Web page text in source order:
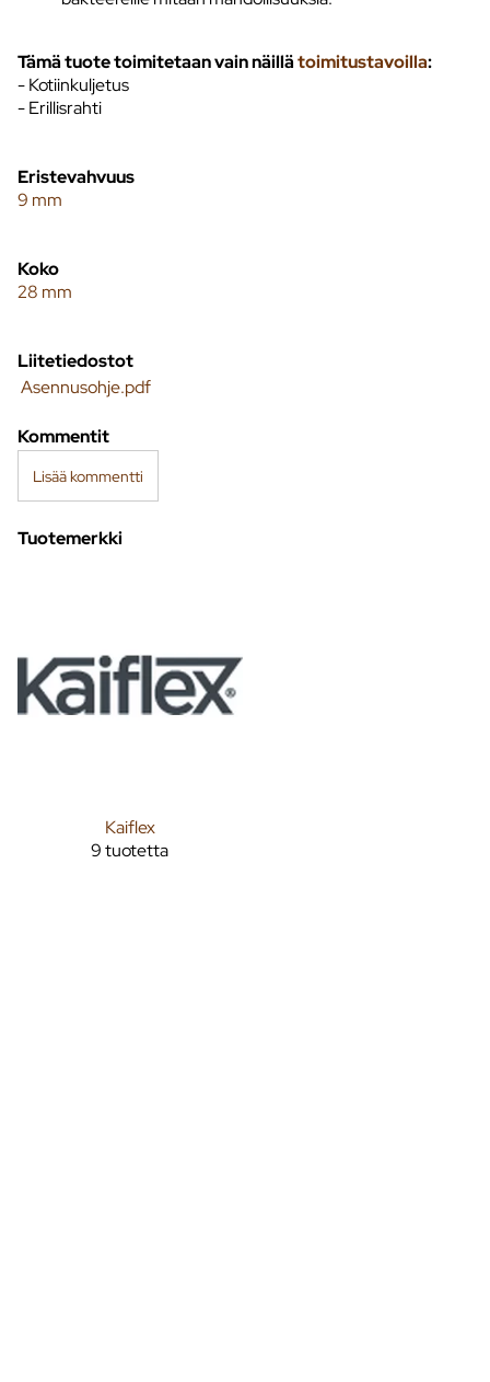
Tämä tuote toimitetaan vain näillätoimitustavoilla:
- Kotiinkuljetus
- Erillisrahti
Eristevahvuus
9 mm
Koko
28 mm
Liitetiedostot
Asennusohje.pdf
Kommentit
Lisää kommentti
Tuotemerkki
Kaiflex
9 tuotetta